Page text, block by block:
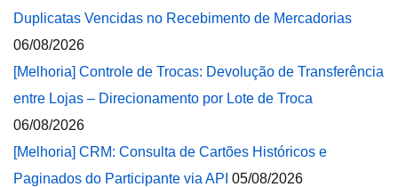
Duplicatas Vencidas no Recebimento de Mercadorias
06/08/2026
[Melhoria] Controle de Trocas: Devolução de Transferência
entre Lojas – Direcionamento por Lote de Troca
06/08/2026
[Melhoria] CRM: Consulta de Cartões Históricos e
Paginados do Participante via API 05/08/2026